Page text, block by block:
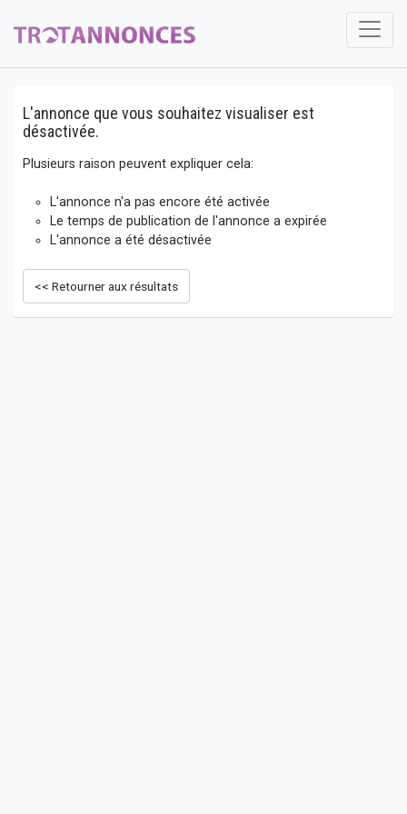
L'annonce que vous souhaitez visualiser est
désactivée.
Plusieurs raison peuvent expliquer cela:
L'annonce n'a pas encore été activée
Le temps de publication de l'annonce a expirée
L'annonce a été désactivée
<< Retourner aux résultats